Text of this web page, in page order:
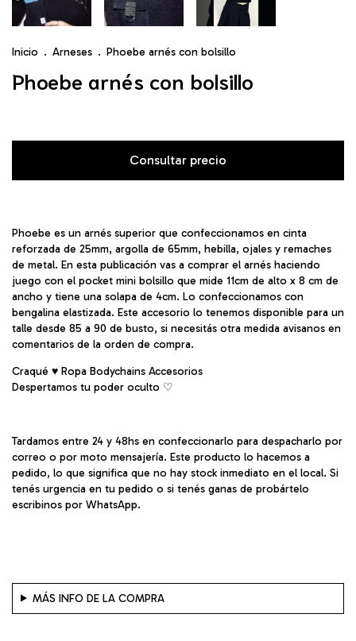
Inicio . Arneses . Phoebe arnés con bolsillo
Phoebe arnés con bolsillo
Phoebe es un arnés superior que confeccionamos en cinta
reforzada de 25mm, argolla de 65mm, hebilla, ojales y remaches
de metal. En esta publicación vas a comprar el arnés haciendo
juego con el pocket mini bolsillo que mide 11cm de alto x 8 cm de
ancho y tiene una solapa de 4cm. Lo confeccionamos con
bengalina elastizada. Este accesorio lo tenemos disponible para un
talle desde 85 a 90 de busto, si necesitás otra medida avisanos en
comentarios de la orden de compra.
Craqué ♥ Ropa Bodychains Accesorios
Despertamos tu poder oculto ♡︎
Tardamos entre 24 y 48hs en confeccionarlo para despacharlo por
correo o por moto mensajería. Este producto lo hacemos a
pedido, lo que significa que no hay stock inmediato en el local. Si
tenés urgencia en tu pedido o si tenés ganas de probártelo
escribinos por WhatsApp.
MÁS INFO DE LA COMPRA